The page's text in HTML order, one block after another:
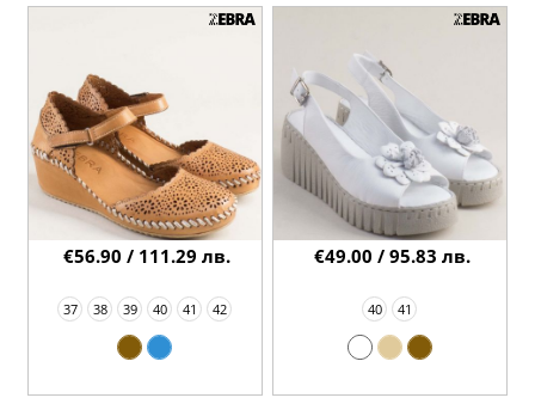
37 38 39 40 41 42
€56.90 / 111.29 лв.
40 41
€49.00 / 95.83 лв.